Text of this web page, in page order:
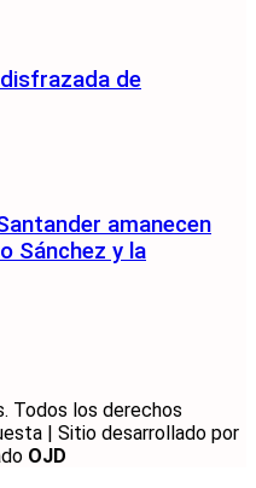
de
amanecen
Sánchez y la
Todos los derechos
| Sitio desarrollado por
OJD